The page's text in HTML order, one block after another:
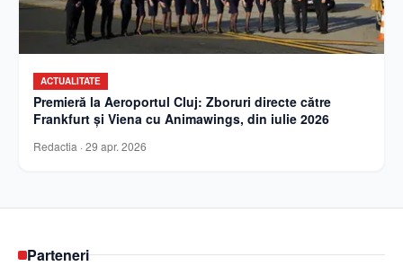
ACTUALITATE
Premieră la Aeroportul Cluj: Zboruri directe către
Frankfurt și Viena cu Animawings, din iulie 2026
Redactia · 29 apr. 2026
Parteneri